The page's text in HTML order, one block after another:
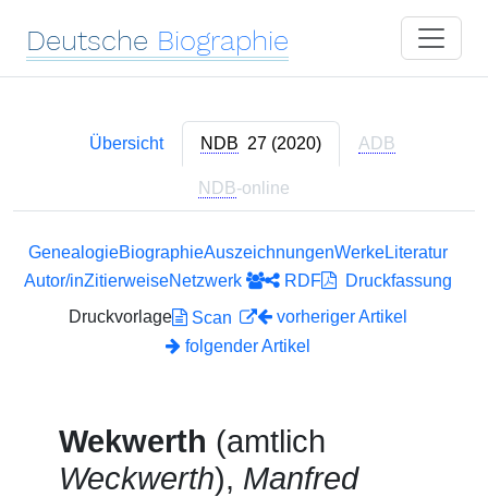
Deutsche Biographie
Übersicht NDB 27 (2020) ADB
NDB-online
GenealogieBiographieAuszeichnungenWerkeLiteratur
Autor/inZitierweiseNetzwerk RDF
Druckfassung
Druckvorlage
Scan
vorheriger Artikel
folgender Artikel
Wekwerth (amtlich
Weckwerth), Manfred